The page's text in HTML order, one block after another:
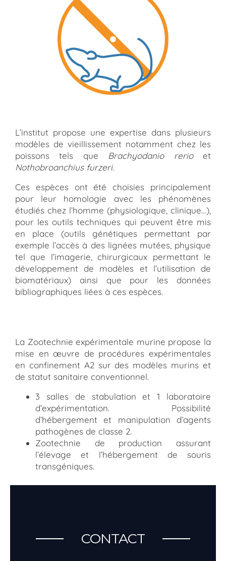
L’institut propose une expertise dans plusieurs
modèles de vieillissement notamment chez les
poissons tels que Brachyodanio rerioet
Nothobroanchius furzeri.
Ces espèces ont été choisies principalement
pour leur homologie avec les phénomènes
étudiés chez l’homme (physiologique, clinique…),
pour les outils techniques qui peuvent être mis
en place (outils génétiques permettant par
exemple l’accès à des lignées mutées, physique
tel que l’imagerie, chirurgicaux permettant le
développement de modèles et l’utilisation de
biomatériaux) ainsi que pour les données
bibliographiques liées à ces espèces.
La Zootechnie expérimentale murine propose la
mise en œuvre de procédures expérimentales
en confinement A2 sur des modèles murins et
de statut sanitaire conventionnel.
3 salles de stabulation et 1 laboratoire
d’expérimentation. Possibilité
d’hébergement et manipulation d’agents
pathogènes de classe 2.
Zootechnie de production assurant
l’élevage et l’hébergement de souris
transgéniques.
CONTACT